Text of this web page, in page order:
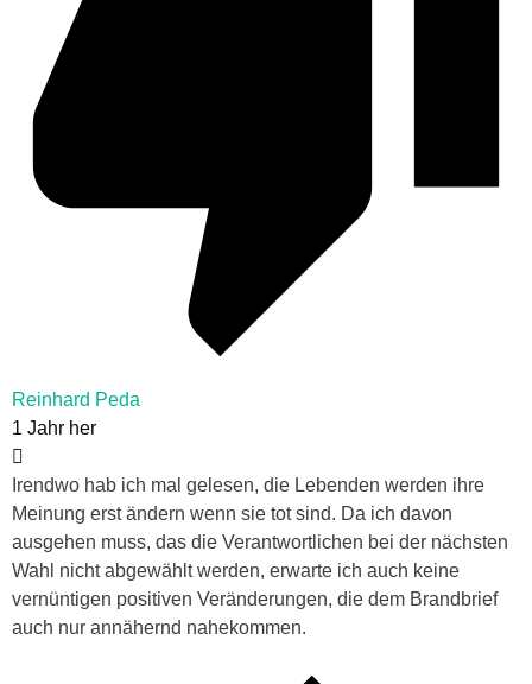
Reinhard Peda
1 Jahr her
Irendwo hab ich mal gelesen, die Lebenden werden ihre
Meinung erst ändern wenn sie tot sind. Da ich davon
ausgehen muss, das die Verantwortlichen bei der nächsten
Wahl nicht abgewählt werden, erwarte ich auch keine
vernüntigen positiven Veränderungen, die dem Brandbrief
auch nur annähernd nahekommen.